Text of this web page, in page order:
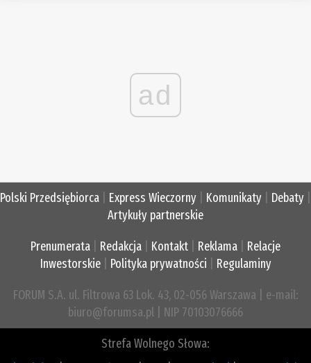
ad
Polski Przedsiębiorca Express Wieczorny Komunikaty Debaty
Artykuły partnerskie
Prenumerata Redakcja Kontakt Reklama
Relacje
Inwestorskie| Polityka prywatności Regulaminy
FORUM S.A. ul. Filtrowa 63 Lok. 43, 02-056 Warszawa | e-mail:
biuro@forumsa.pl | NIP 70103076666
Strefa Wolnego Słowa: